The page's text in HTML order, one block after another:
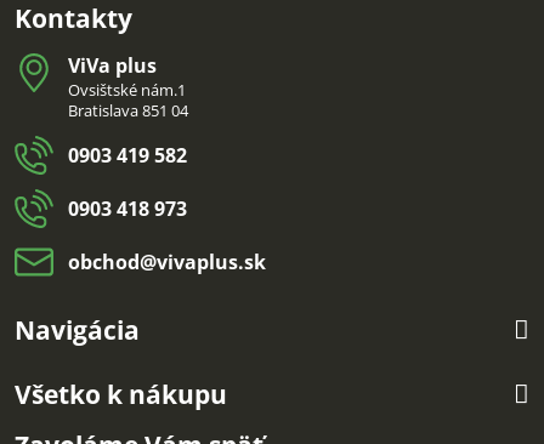
Kontakty
ViVa plus
Ovsištské nám.1
Bratislava 851 04
0903 419 582
0903 418 973
obchod​@vivaplus​.sk
Navigácia
Všetko k nákupu